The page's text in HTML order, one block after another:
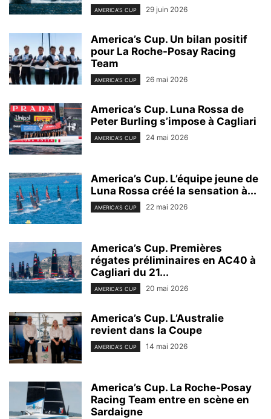
AMERICA'S CUP 29 juin 2026
America’s Cup. Un bilan positif
pour La Roche-Posay Racing
Team
AMERICA'S CUP 26 mai 2026
America’s Cup. Luna Rossa de
Peter Burling s’impose à Cagliari
AMERICA'S CUP 24 mai 2026
America’s Cup. L’équipe jeune de
Luna Rossa créé la sensation à...
AMERICA'S CUP 22 mai 2026
America’s Cup. Premières
régates préliminaires en AC40 à
Cagliari du 21...
AMERICA'S CUP 20 mai 2026
America’s Cup. L’Australie
revient dans la Coupe
AMERICA'S CUP 14 mai 2026
America’s Cup. La Roche-Posay
Racing Team entre en scène en
Sardaigne